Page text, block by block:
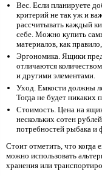
Вес. Если планируете
критерий не так уж и
рассчитывать каждый
себе. Можно купить
материалов, как
Эргономика. Ящики
отличаются
и другими элементами.
Уход. Емкости должны
Тогда не будет
Стоимость. Цена на
нескольких сотен
потребностей рыбака и
Стоит отметить, что когда
можно использовать
хранения или